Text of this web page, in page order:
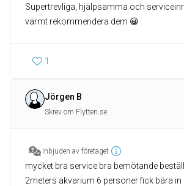
Supertrevliga, hjälpsamma och
varmt rekommendera dem 😀
1
Jörgen B
Skrev om Flytten.se
Inbjuden av företaget
mycket bra service bra bemötande
2meters akvarium 6 personer fick bära in